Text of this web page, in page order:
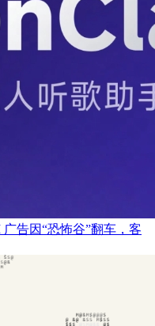
告因“恐怖谷”翻车，客